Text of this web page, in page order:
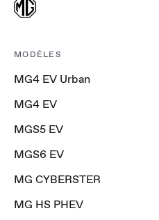
MODÈLES
MG4 EV Urban
MG4 EV
MGS5 EV
MGS6 EV
MG CYBERSTER
MG HS PHEV